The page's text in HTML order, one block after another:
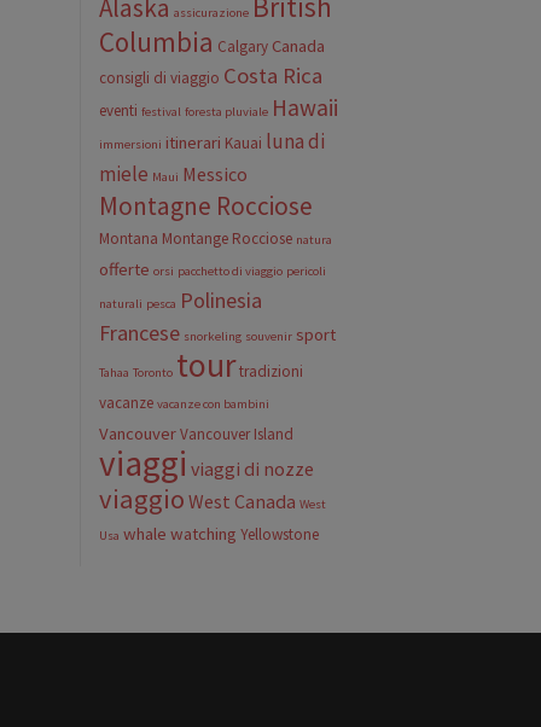
Alaska assicurazione
Columbia Calgary Canada
consigli di viaggio Costa Rica
eventi festival foresta pluviale Hawaii
immersioni itinerari Kauai luna di
miele Maui Messico
Montagne Rocciose
Montana Montange Rocciose natura
offerte orsi pacchetto di viaggio pericoli
naturali pesca Polinesia
Francese snorkeling souvenir sport
Tahaa Toronto tourtradizioni
vacanze vacanze con bambini
VancouverVancouver Island
viaggi viaggi di nozze
viaggio West Canada West
Usa whale watching Yellowstone